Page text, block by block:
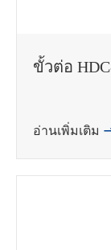
ขั้วต่อ
อ่านเพิ่มเติม